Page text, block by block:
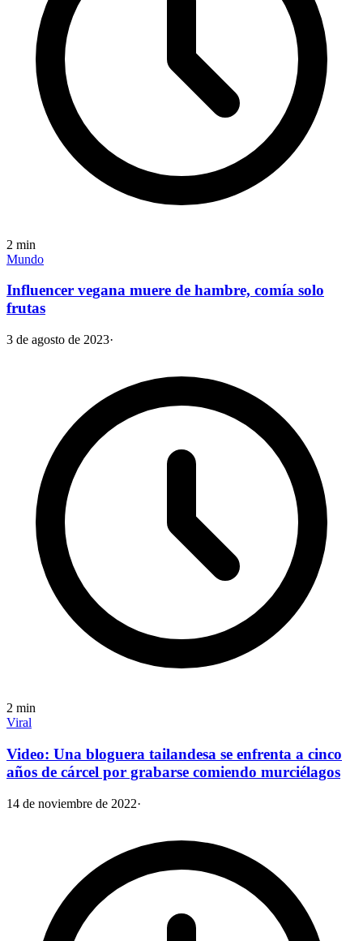
2 min
Mundo
Influencer vegana muere de hambre, comía solo
frutas
3 de agosto de 2023·
2 min
Viral
Video: Una bloguera tailandesa se enfrenta a cinco
años de cárcel por grabarse comiendo murciélagos
14 de noviembre de 2022·